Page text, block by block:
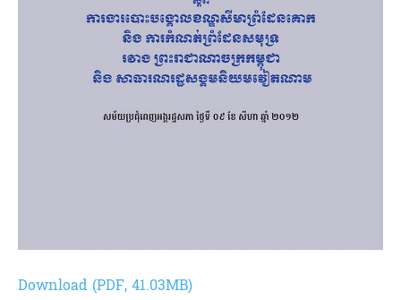
Download (PDF, 41.03MB)